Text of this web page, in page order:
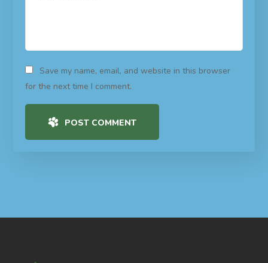
Save my name, email, and website in this browser
for the next time I comment.
POST COMMENT